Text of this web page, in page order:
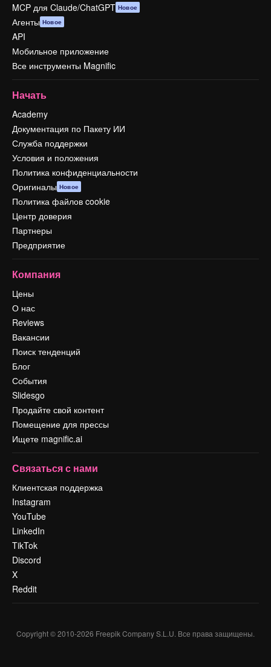
MCP для Claude/ChatGPT Новое
Агенты Новое
API
Мобильное приложение
Все инструменты Magnific
Начать
Academy
Документация по Пакету ИИ
Служба поддержки
Условия и положения
Политика конфиденциальности
Оригиналы Новое
Политика файлов cookie
Центр доверия
Партнеры
Предприятие
Компания
Цены
О нас
Reviews
Вакансии
Поиск тенденций
Блог
События
Slidesgo
Продайте свой контент
Помещение для прессы
Ищете magnific.ai
Связаться с нами
Клиентская поддержка
Instagram
YouTube
LinkedIn
TikTok
Discord
X
Reddit
Copyright © 2010-2026 Freepik Company S.L.U. Все права защищены.